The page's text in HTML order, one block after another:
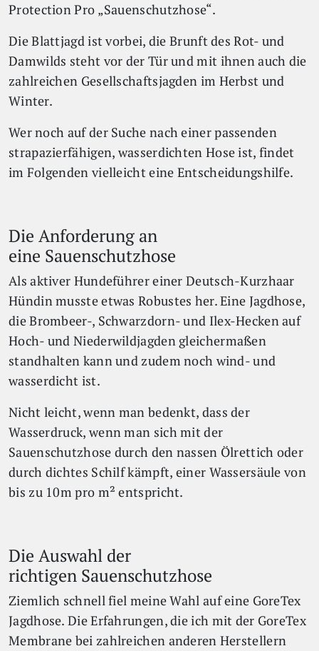
Protection Pro „Sauenschutzhose“.
Die Blattjagd ist vorbei, die Brunft des Rot- und
Damwilds steht vor der Tür und mit ihnen auch die
zahlreichen Gesellschaftsjagden im Herbst und
Winter.
Wer noch auf der Suche nach einer passenden
strapazierfähigen, wasserdichten Hose ist, findet
im Folgenden vielleicht eine Entscheidungshilfe.
Die Anforderung an
eine Sauenschutzhose
Als aktiver Hundeführer einer Deutsch-Kurzhaar
Hündin musste etwas Robustes her. Eine Jagdhose,
die Brombeer-, Schwarzdorn- und Ilex-Hecken auf
Hoch- und Niederwildjagden gleichermaßen
standhalten kann und zudem noch wind- und
wasserdicht ist.
Nicht leicht, wenn man bedenkt, dass der
Wasserdruck, wenn man sich mit der
Sauenschutzhose durch den nassen Ölrettich oder
durch dichtes Schilf kämpft, einer Wassersäule von
bis zu 10m pro m² entspricht.
Die Auswahl der
richtigen Sauenschutzhose
Ziemlich schnell fiel meine Wahl auf eine GoreTex
Jagdhose. Die Erfahrungen, die ich mit der GoreTex
Membrane bei zahlreichen anderen Herstellern